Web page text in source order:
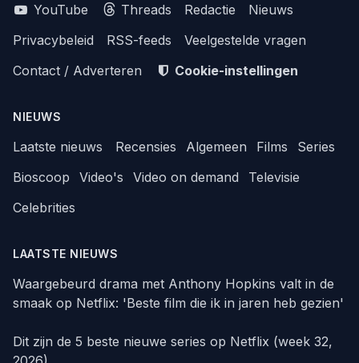
YouTube
Threads Redactie
Nieuws
Privacybeleid
RSS-feeds
Veelgestelde vragen
Contact / Adverteren
Cookie-instellingen
NIEUWS
Laatste nieuws Recensies Algemeen Films
Series
Bioscoop
Video's Video on demand
Televisie
Celebrities
LAATSTE NIEUWS
Waargebeurd drama met Anthony Hopkins valt in de
smaak op Netflix: 'Beste film die ik in jaren heb gezien'
Dit zijn de 5 beste nieuwe series op Netflix (week 32,